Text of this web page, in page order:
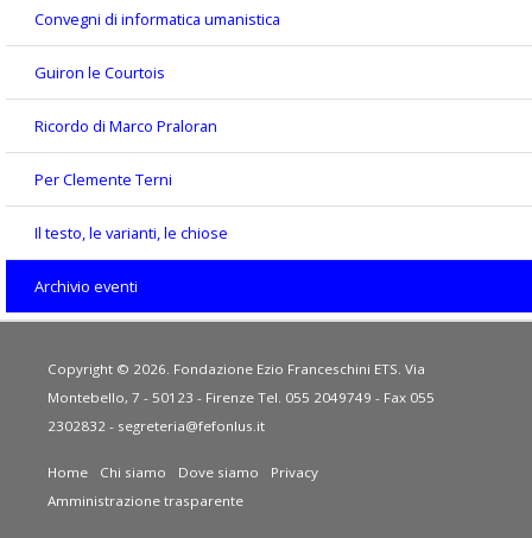
Convegni di informatica umanistica
Guiron le Courtois
Ricordo di Marco Praloran
Per Clemente Terni
Il testo, le varianti, le chiose
Archivio eventi
Copyright © 2026. Fondazione Ezio Franceschini ETS. Via
Montebello, 7 - 50123 - Firenze Tel. 055 2049749 - Fax 055
2302832 - segreteria@fefonlus.it
Home Chi siamo Dove siamo
Privacy
Amministrazione trasparente